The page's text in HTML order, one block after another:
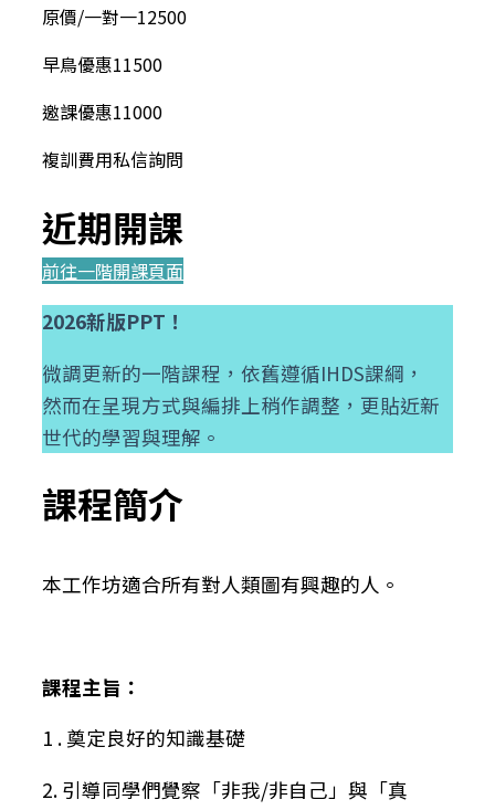
原價/一對一12500
早鳥優惠11500
邀課優惠11000
複訓費用私信詢問
近期開課
前往一階開課頁面
2026新版PPT！
微調更新的一階課程，依舊遵循IHDS課綱，
然而在呈現方式與編排上稍作調整，更貼近新
世代的學習與理解。
課程簡介
本工作坊適合所有對人類圖有興趣的人。
課程主旨：
1 . 奠定良好的知識基礎
2. 引導同學們覺察「非我/非自己」與「真